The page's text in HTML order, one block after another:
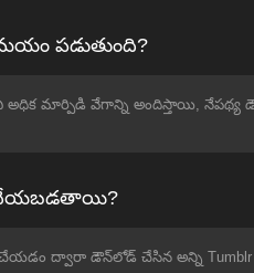
పడుతుంది?
మార్పిడి వేగాన్ని అందిస్తాయి,
చేయబడతాయి?
చేయడం ద్వారా డౌన్‌లోడ్ చేసిన అన్ని